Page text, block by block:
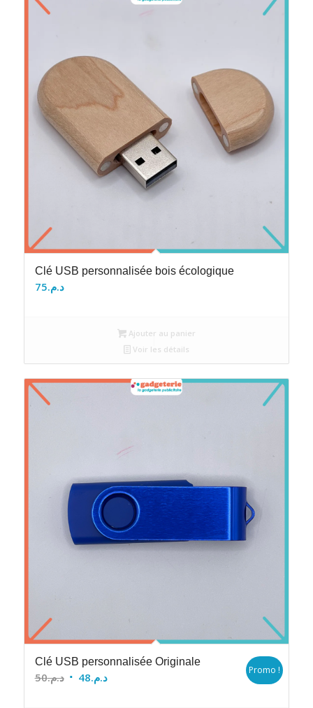
Clé USB personnalisée bois écologique
د.م.75
Ajouter au panier
Voir les détails
Clé USB personnalisée Originale
د.م.50
Le
د.م.48
Le
Promo !